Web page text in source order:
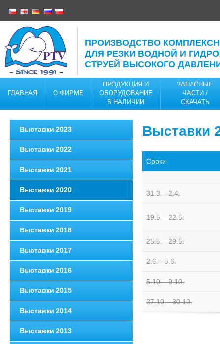
ГЛАВНАЯ О ФИРМЕ
ПРОДУКЦИЯ И
ОБОРУДОВАНИЕ
В НАЛИЧИИ
ЗАПАСНЫЕ
ЧАСТИ /
CКАЧАТЬ
КОНТАКТЫ
ПРОИЗВОДСТВО
ДЛЯ РЕЗКИ ВОДНОЙ И
СТРУЕЙ ВЫСОКОГО
Bыставки 2023
Bыставки 2022
Bыставки 2021
Bыставки 2020
Bыставки 2019
Bыставки 2018
Bыставки 2017
Bыставки 2016
Bыставки 2015
Bыставки 2014
Bыставки 2013
Bыставки
Cроки
31.3. - 2.4.
19.5. - 22.5.
25.5. - 29.5.
2.6. - 5.6.
5.10. - 9.10.
27.10. - 30.10.